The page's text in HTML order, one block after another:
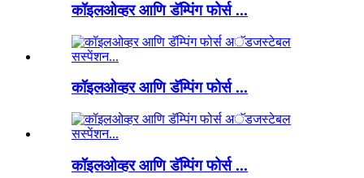
कॉइलओव्हर आणि डॅम्पिंग फोर्स ...
कॉइलओव्हर आणि डॅम्पिंग फोर्स ...
कॉइलओव्हर आणि डॅम्पिंग फोर्स ...